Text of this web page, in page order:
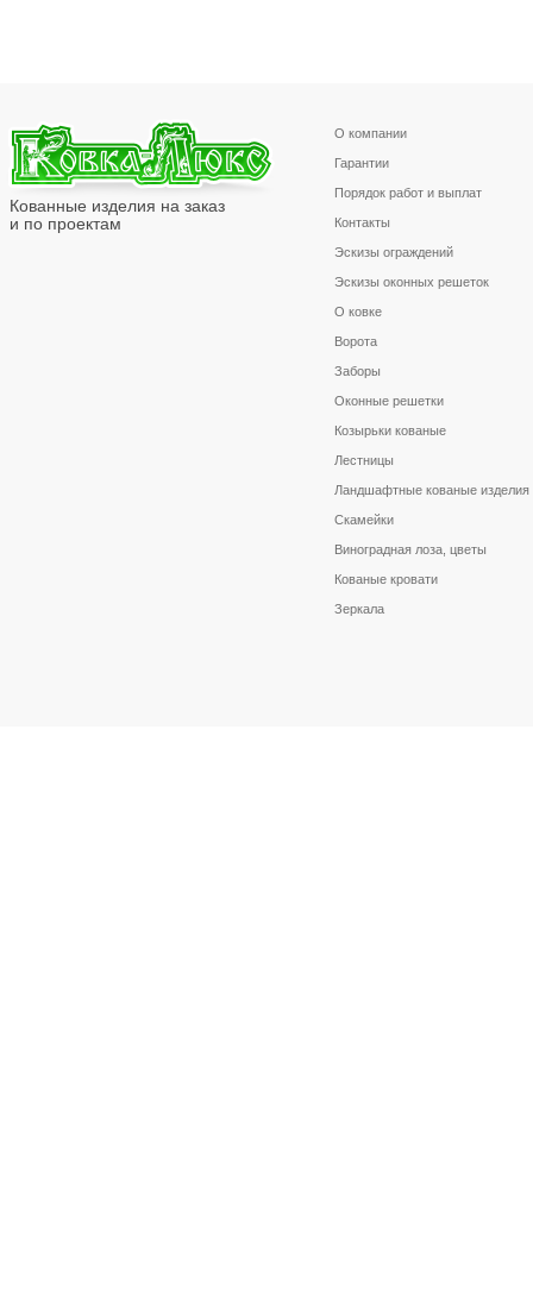
Кованные изделия на заказ
и по проектам
О компании
Гарантии
Порядок работ и выплат
Контакты
Эскизы ограждений
Эскизы оконных решеток
О ковке
Ворота
Заборы
Оконные решетки
Козырьки кованые
Лестницы
Ландшафтные кованые изделия
Скамейки
Виноградная лоза, цветы
Кованые кровати
Зеркала